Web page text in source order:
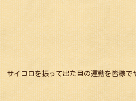
サイコロを振って出た目の運動を皆様で